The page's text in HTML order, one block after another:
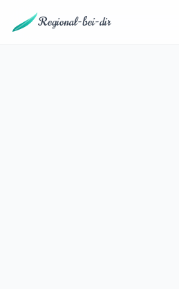
Regional-bei-dir